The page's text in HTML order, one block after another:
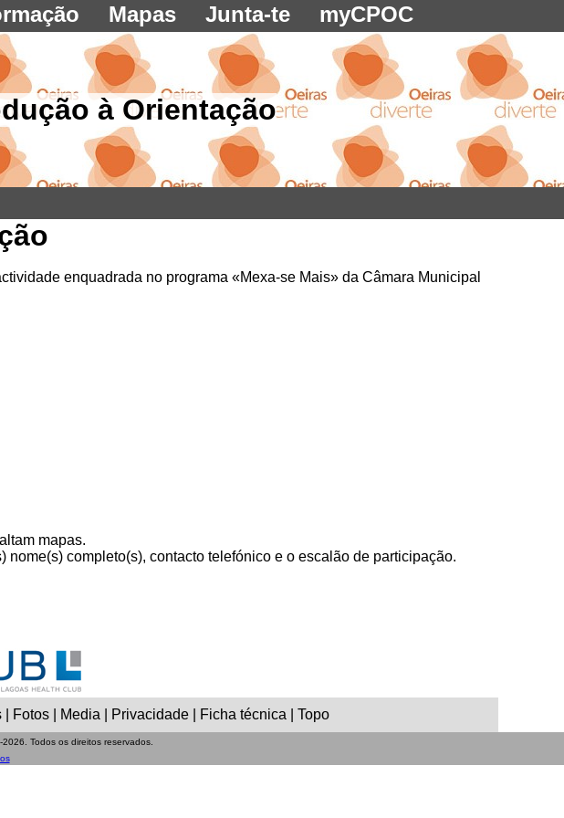
Mapas Junta-te myCPOC
à Orientação
enquadrada no programa «Mexa-se Mais» da Câmara Municipal
mapas.
nome(s) completo(s), contacto telefónico e o escalão de participação.
Fotos | Media | Privacidade | Ficha técnica | Topo
Todos os direitos reservados.